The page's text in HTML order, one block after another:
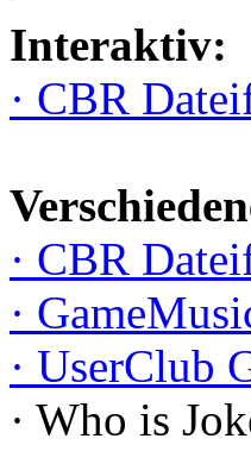
Interaktiv:
· CBR
· CBR
·
· UserClub
· Who is